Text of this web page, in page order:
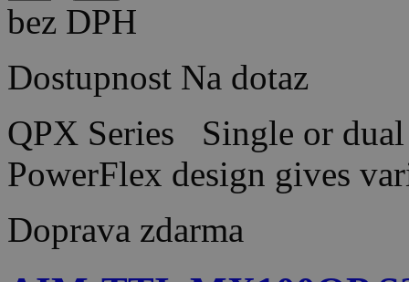
bez DPH
Dostupnost Na dotaz
QPX Series Single or
PowerFlex design gives
Doprava zdarma